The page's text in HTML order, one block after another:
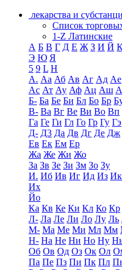
лекарства и
Список
1-Z Латинские
А Б В Г Д Е Ж З И Й
Э Ю Я
5 9 L H
А. Аа Аб Ав Аг Ад Ае
Ас Ат Ау Аф Ац Аш
Б- Ба Бе Би Бл Бо Бр
В- Ва Вг Ве Ви Во Вп
Га Ге Ги Гл Го Гр Гу Гэ
Д- Д3 Да Дв Дг Де Дж
Ев Ек Ем Ер
Жа Же Жи Жо
За Зв Зе Зи Зм Зо Зу
И. Иб Ив Иг Ид Из Ик
Их
Йо
Ка Кв Ке Ки Кл Ко Кр
Л- Ла Ле Ли Ло Лу Ль
М- Ма Ме Ми Мл Мм
Н- На Не Ни Но Ну
Об Ов Од Оз Ок Ол
Па Пе Пз Пи Пк Пл